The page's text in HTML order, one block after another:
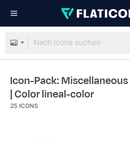
Icon-Pack:
| Color lineal-color
25 ICONS